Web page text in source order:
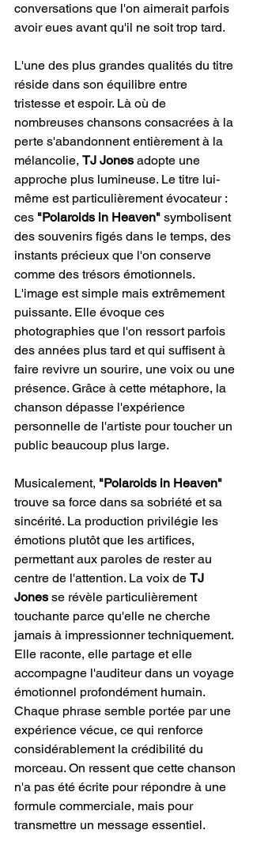
conversations que l'on aimerait parfois
avoir eues avant qu'il ne soit trop tard.
L'une des plus grandes qualités du titre
réside dans son équilibre entre
tristesse et espoir. Là où de
nombreuses chansons consacrées à la
perte s'abandonnent entièrement à la
mélancolie, TJ Jones adopte une
approche plus lumineuse. Le titre lui-
même est particulièrement évocateur :
ces "Polaroids in Heaven" symbolisent
des souvenirs figés dans le temps, des
instants précieux que l'on conserve
comme des trésors émotionnels.
L'image est simple mais extrêmement
puissante. Elle évoque ces
photographies que l'on ressort parfois
des années plus tard et qui suffisent à
faire revivre un sourire, une voix ou une
présence. Grâce à cette métaphore, la
chanson dépasse l'expérience
personnelle de l'artiste pour toucher un
public beaucoup plus large.
Musicalement, "Polaroids in Heaven"
trouve sa force dans sa sobriété et sa
sincérité. La production privilégie les
émotions plutôt que les artifices,
permettant aux paroles de rester au
centre de l'attention. La voix de TJ
Jones se révèle particulièrement
touchante parce qu'elle ne cherche
jamais à impressionner techniquement.
Elle raconte, elle partage et elle
accompagne l'auditeur dans un voyage
émotionnel profondément humain.
Chaque phrase semble portée par une
expérience vécue, ce qui renforce
considérablement la crédibilité du
morceau. On ressent que cette chanson
n'a pas été écrite pour répondre à une
formule commerciale, mais pour
transmettre un message essentiel.